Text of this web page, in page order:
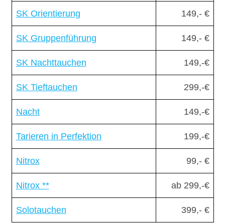
SK Orientierung 149,- €
SK Gruppenführung 149,- €
SK Nachttauchen 149,-€
SK Tieftauchen 299,-€
Nacht 149,-€
Tarieren in Perfektion 199,-€
Nitrox 99,- €
Nitrox ** ab 299,-€
Solotauchen 399,- €